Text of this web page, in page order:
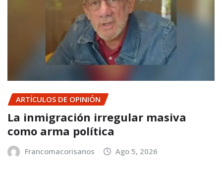
ARTÍCULOS DE OPINIÓN
La inmigración irregular masiva
como arma política
Francomacorisanos Ago 5, 2026